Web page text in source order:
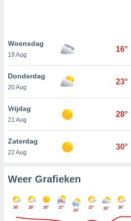
IP-
uw
basis van
op elk
of via ons
deze
Woensdag
19 Aug
16°
Donderdag
20 Aug
23°
Vrijdag
21 Aug
28°
Zaterdag
22 Aug
30°
Weer Grafieken
30° 28° 28° 27°
24°
27° 26° 30°